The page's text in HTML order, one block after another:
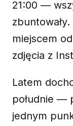
21:00 —
miejscem
zdjęcia z
Latem
południe —
jednym